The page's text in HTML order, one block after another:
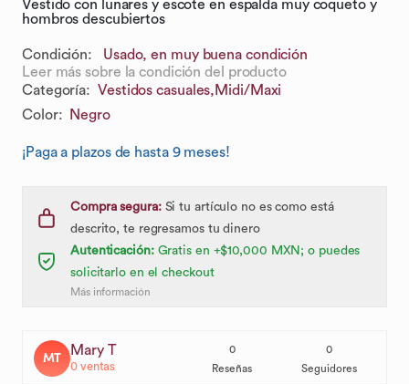
Vestido con lunares y escote en espalda muy coqueto y
hombros descubiertos
Condición:
Usado, en muy buena condición
Leer más sobre la condición del producto
Categoría: Vestidos casuales, Midi/Maxi
Color: Negro
¡Paga a plazos de hasta 9 meses!
Compra segura:Si tu artículo no es como está
descrito, te regresamos tu dinero
Autenticación:Gratis en +$10,000 MXN; o puedes
solicitarlo en el checkout
Más información
MT Mary T
0ventas
0
Reseñas
0
Seguidores